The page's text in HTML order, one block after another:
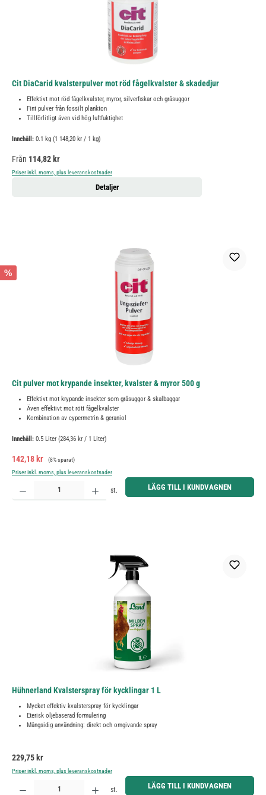
Cit DiaCarid kvalsterpulver mot röd fågelkvalster & skadedjur
Effektivt mot röd fågelkvalster, myror, silverfiskar och gråsuggor
Fint pulver från fossilt plankton
Tillförlitligt även vid hög luftfuktighet
Innehåll: 0.1 kg (1 148,20 kr / 1 kg)
Ordinarie pris:
Från 114,82 kr
Priser inkl. moms, plus leveranskostnader
Detaljer
%
Cit pulver mot krypande insekter, kvalster & myror 500 g
Effektivt mot krypande insekter som gråsuggor & skalbaggar
Även effektivt mot rött fågelkvalster
Kombination av cypermetrin & geraniol
Innehåll: 0.5 Liter (284,36 kr / 1 Liter)
Försäljningspris:
142,18 kr Ordinarie pris:
(8% sparat)
Priser inkl. moms, plus leveranskostnader
Produktkvantitet: Ange önskat belopp eller använd knapparna för att öka eller minska kvantiteten.
st. LÄGG TILL I KUNDVAGNEN
Hühnerland Kvalsterspray för kycklingar 1 L
Mycket effektiv kvalsterspray för kycklingar
Eterisk oljebaserad formulering
Mångsidig användning: direkt och omgivande spray
Ordinarie pris:
229,75 kr
Priser inkl. moms, plus leveranskostnader
Produktkvantitet: Ange önskat belopp eller använd knapparna för att öka eller minska kvantiteten.
st. LÄGG TILL I KUNDVAGNEN